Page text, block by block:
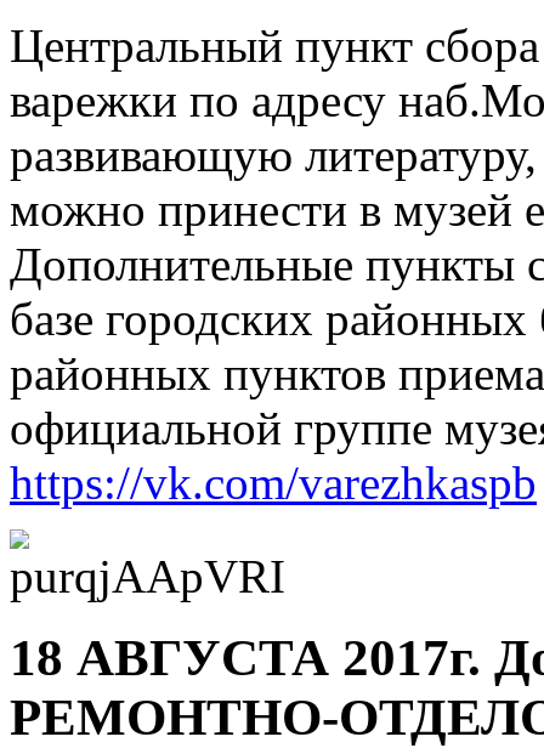
Центральный пункт
варежки по адресу
развивающую
можно принести в музей
Дополнительные пункты
базе городских
районных пунктов
официальной группе
https://vk.com/varezhkaspb
18 АВГУСТА 2017г.
РЕМОНТНО-